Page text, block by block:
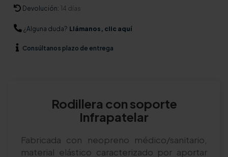
Devolución: 14 días
¿Alguna duda? Llámanos, clic aquí
Consúltanos plazo de entrega
Rodillera con soporte
Infrapatelar
Fabricada con neopreno médico/sanitario,
material elástico caracterizado por aportar